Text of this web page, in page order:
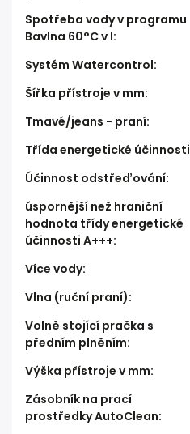
Spotřeba vody v programu
Bavlna 60°C v l:
Systém Watercontrol:
Šířka přístroje v mm:
Tmavé/jeans - praní:
Třída energetické účinnosti
Účinnost odstřeďování:
úspornější než hraniční
hodnota třídy energetické
účinnosti A+++:
Více vody:
Vlna (ruční praní):
Volně stojící pračka s
předním plněním:
Výška přístroje v mm:
Zásobník na prací
prostředky AutoClean: